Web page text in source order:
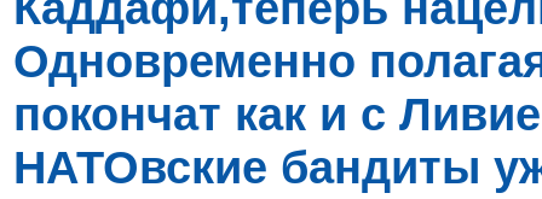
Одновременно
покончат как и с
НАТОвские бандиты